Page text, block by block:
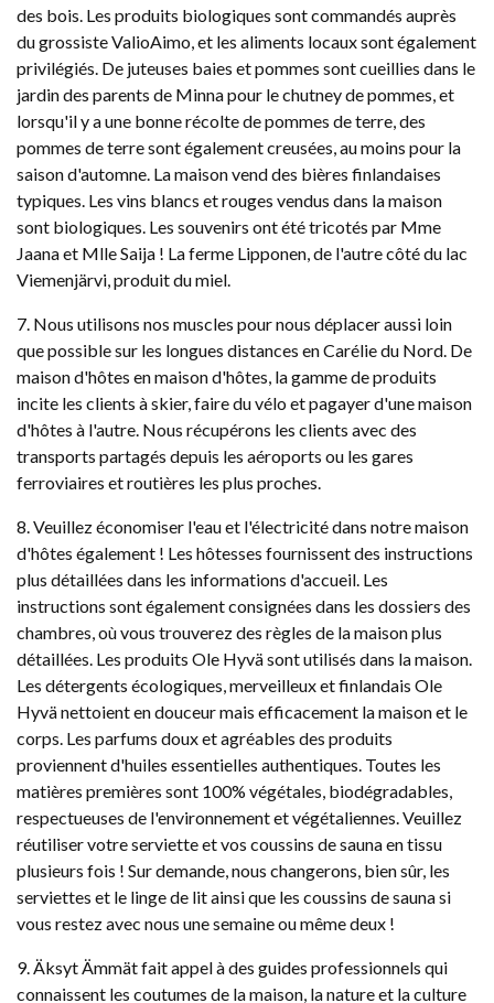
des bois. Les produits biologiques sont commandés auprès
du grossiste ValioAimo, et les aliments locaux sont également
privilégiés. De juteuses baies et pommes sont cueillies dans le
jardin des parents de Minna pour le chutney de pommes, et
lorsqu'il y a une bonne récolte de pommes de terre, des
pommes de terre sont également creusées, au moins pour la
saison d'automne. La maison vend des bières finlandaises
typiques. Les vins blancs et rouges vendus dans la maison
sont biologiques. Les souvenirs ont été tricotés par Mme
Jaana et Mlle Saija ! La ferme Lipponen, de l'autre côté du lac
Viemenjärvi, produit du miel.
7. Nous utilisons nos muscles pour nous déplacer aussi loin
que possible sur les longues distances en Carélie du Nord. De
maison d'hôtes en maison d'hôtes, la gamme de produits
incite les clients à skier, faire du vélo et pagayer d'une maison
d'hôtes à l'autre. Nous récupérons les clients avec des
transports partagés depuis les aéroports ou les gares
ferroviaires et routières les plus proches.
8. Veuillez économiser l'eau et l'électricité dans notre maison
d'hôtes également ! Les hôtesses fournissent des instructions
plus détaillées dans les informations d'accueil. Les
instructions sont également consignées dans les dossiers des
chambres, où vous trouverez des règles de la maison plus
détaillées. Les produits Ole Hyvä sont utilisés dans la maison.
Les détergents écologiques, merveilleux et finlandais Ole
Hyvä nettoient en douceur mais efficacement la maison et le
corps. Les parfums doux et agréables des produits
proviennent d'huiles essentielles authentiques. Toutes les
matières premières sont 100% végétales, biodégradables,
respectueuses de l'environnement et végétaliennes. Veuillez
réutiliser votre serviette et vos coussins de sauna en tissu
plusieurs fois ! Sur demande, nous changerons, bien sûr, les
serviettes et le linge de lit ainsi que les coussins de sauna si
vous restez avec nous une semaine ou même deux !
9. Äksyt Ämmät fait appel à des guides professionnels qui
connaissent les coutumes de la maison, la nature et la culture